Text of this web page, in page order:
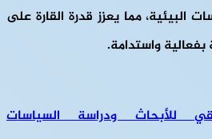
البيئية، مما يعزز قدرة القارة على
واستدامة.
للأبحاث ودراسة السياسات